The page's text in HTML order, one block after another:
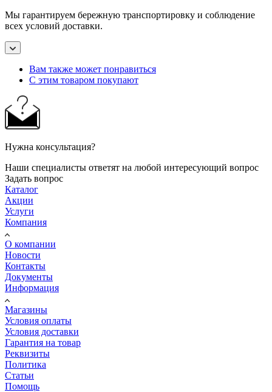
Мы гарантируем бережную транспортировку и соблюдение
всех условий доставки.
Вам также может понравиться
С этим товаром покупают
Нужна консультация?
Наши специалисты ответят на любой интересующий вопрос
Задать вопрос
Каталог
Акции
Услуги
Компания
О компании
Новости
Контакты
Документы
Информация
Магазины
Условия оплаты
Условия доставки
Гарантия на товар
Реквизиты
Политика
Статьи
Помощь